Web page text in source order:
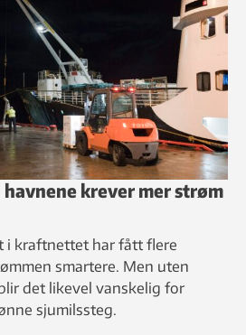
krever mer strøm
i kraftnettet har fått flere
smartere. Men uten
det likevel vanskelig for
sjumilssteg.